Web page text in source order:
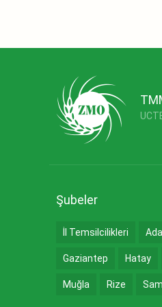
Şubeler
İl Temsilcilikleri
Gaziantep Hatay
Muğla Rize